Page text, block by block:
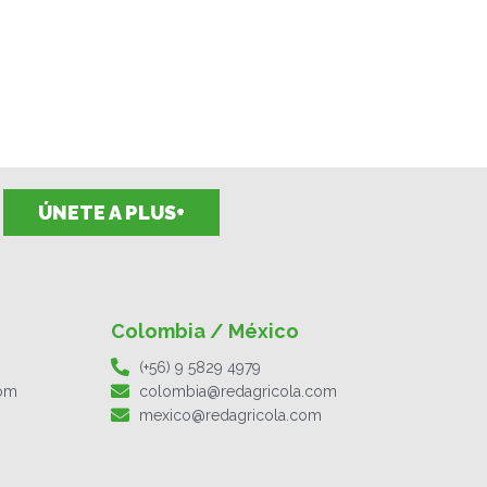
ÚNETE A PLUS+
Colombia / México
(+56) 9 5829 4979
colombia@redagricola.com
mexico@redagricola.com